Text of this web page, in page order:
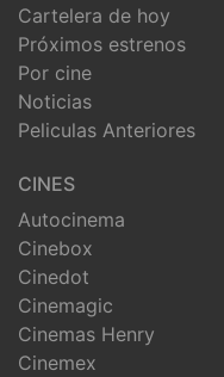
Cartelera de hoy
Próximos estrenos
Por cine
Noticias
Peliculas Anteriores
CINES
Autocinema
Cinebox
Cinedot
Cinemagic
Cinemas Henry
Cinemex